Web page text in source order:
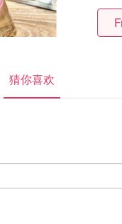
猜你喜欢